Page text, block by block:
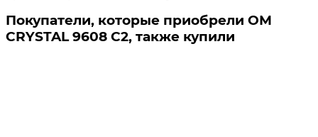
Покупатели, которые приобрели ОМ
CRYSTAL 9608 C2, также купили